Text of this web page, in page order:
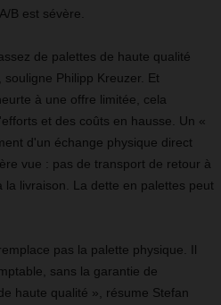
B est sévère.
de palettes de haute qualité
Philipp Kreuzer. Et
à une offre limitée, cela
et des coûts en hausse. Un «
d'un échange physique direct
vue : pas de transport de retour à
livraison. La dette en palettes peut
pas la palette physique. Il
sans la garantie de
haute qualité », résume Stefan